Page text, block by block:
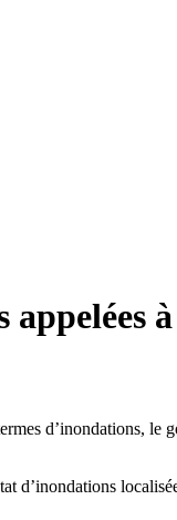
d’inondations, le
d’inondations